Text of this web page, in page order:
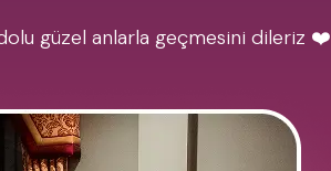
güzel anlarla geçmesini dileriz ❤️